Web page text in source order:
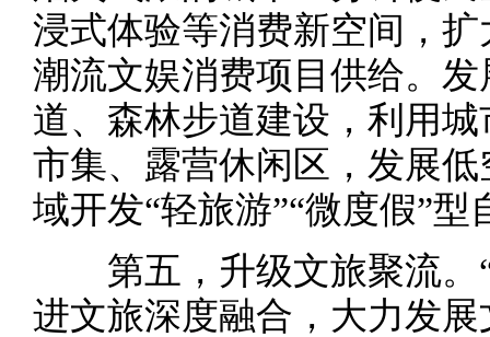
浸式体验等消费新空间，
潮流文娱消费项目供给。
道、森林步道建设，利用
市集、露营休闲区，发展
域开发“轻旅游”“微度假”
第五，升级文旅聚流。“
进文旅深度融合，大力发